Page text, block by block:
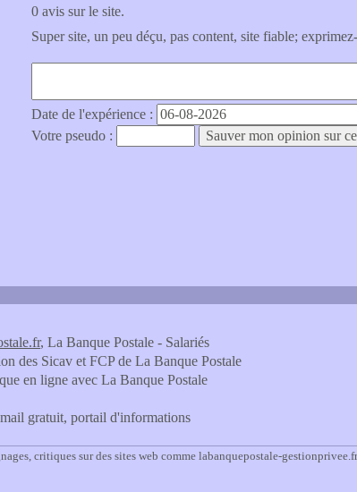
0 avis sur le site.
Super site, un peu déçu, pas content, site fiable;
Date de l'expérience :
Votre pseudo :
, La Banque Postale - Salariés
des Sicav et FCP de La Banque Postale
en ligne avec La Banque Postale
gratuit, portail d'informations
critiques sur des sites web comme labanquepostale-